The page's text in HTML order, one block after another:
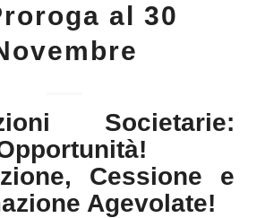
al 30
Societarie:
Cessione e
Agevolate!